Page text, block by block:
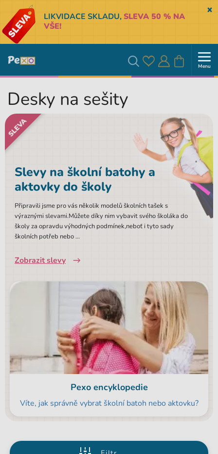
LIKVIDACE SKLADU,SLEVA 50 % NA
VŠE!
Vyhledávání
OblíbenéPřihlásit
Košík Menu
Desky na sešity
SLEVA
Slevy na školní batohy a
aktovky do školy
Připravili jsme pro vás několik modelů školních tašek s
výraznými slevami.Můžete díky nim vybavit svého školáka do
školy za opravdu výhodných podmínek,neboť i tyto sady
školních potřeb nebo ...
Zobrazit slevy
Pexo encyklopedie
Víte, jak správně vybrat školní batoh nebo aktovku?